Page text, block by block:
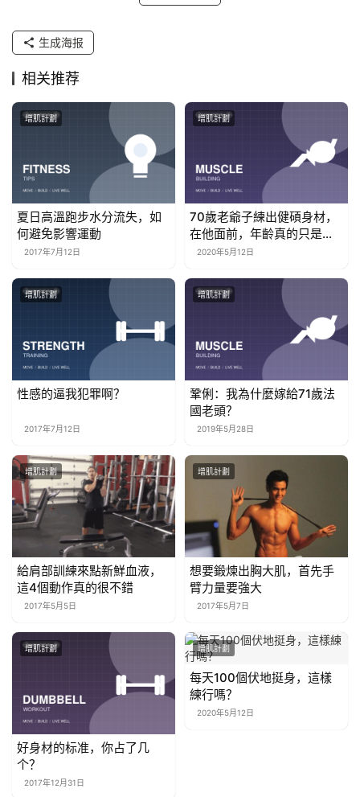
生成海报
相关推荐
增肌計劃
夏日高溫跑步水分流失，如
何避免影響運動
2017年7月12日
增肌計劃
70歲老爺子練出健碩身材，
在他面前，年齡真的只是數
字2020年5月12日
增肌計劃
性感的逼我犯罪啊？
2017年7月12日
增肌計劃
鞏俐：我為什麼嫁給71歲法
國老頭？
2019年5月28日
增肌計劃
給肩部訓練來點新鮮血液，
這4個動作真的很不錯
2017年5月5日
增肌計劃
想要鍛煉出胸大肌，首先手
臂力量要強大
2017年5月7日
增肌計劃
好身材的标准，你占了几
个？
2017年12月31日
增肌計劃
每天100個伏地挺身，這樣
練行嗎？
2020年5月12日